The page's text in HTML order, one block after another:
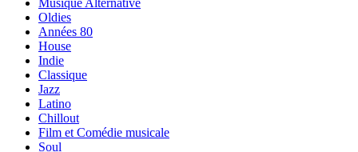
Musique Alternative
Oldies
Années 80
House
Indie
Classique
Jazz
Latino
Chillout
Film et Comédie musicale
Soul